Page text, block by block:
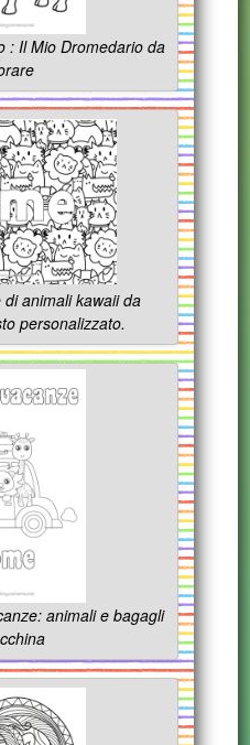
: Il Mio Dromedario da
animali kawaii da
personalizzato.
animali e bagagli